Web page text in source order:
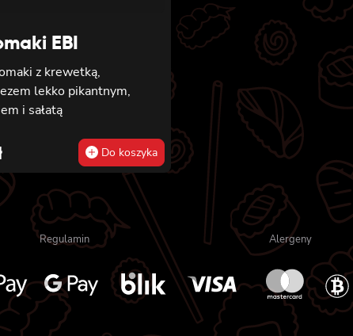
EBI
z krewetką,
lekko pikantnym,
i sałatą
Do koszyka
Regulamin Alergeny